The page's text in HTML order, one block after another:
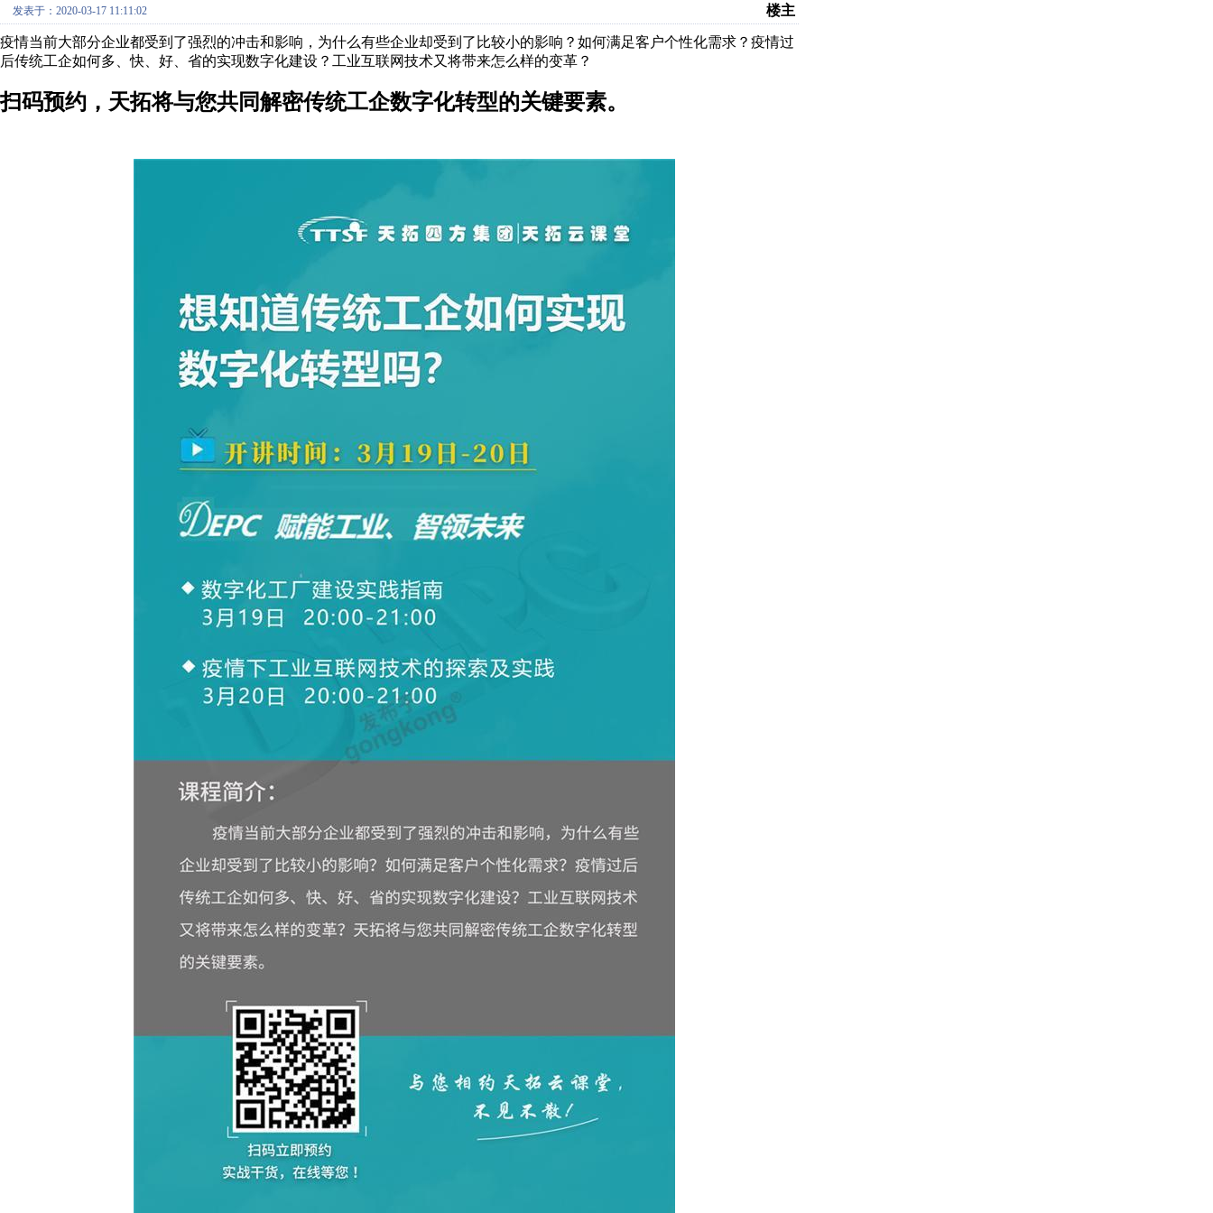
发表于：2020-03-17 11:11:02 楼主
疫情当前大部分企业都受到了强烈的冲击和影响，为什么有些企业却受到了比较小的影响？如何满足客户个性化需求？疫情过
后传统工企如何多、快、好、省的实现数字化建设？工业互联网技术又将带来怎么样的变革？
扫码预约， 天拓将与您共同解密传统工企数字化转型的关键要素。